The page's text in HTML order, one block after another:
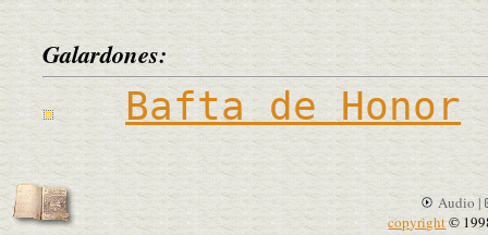
Galardones:
Bafta de Honor
Audio |
copyright©